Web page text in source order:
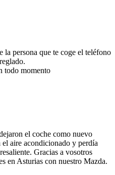
la persona que te coge el teléfono
todo momento
el coche como nuevo
aire acondicionado y perdía
Gracias a vosotros
en Asturias con nuestro Mazda.